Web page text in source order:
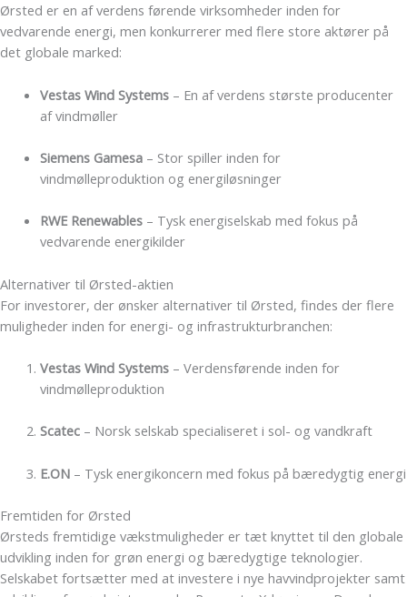
Ørsted er en af verdens førende virksomheder inden for
vedvarende energi, men konkurrerer med flere store aktører på
det globale marked:
Vestas Wind Systems– En af verdens største producenter
af vindmøller
Siemens Gamesa– Stor spiller inden for
vindmølleproduktion og energiløsninger
RWE Renewables– Tysk energiselskab med fokus på
vedvarende energikilder
Alternativer til Ørsted-aktien
For investorer, der ønsker alternativer til Ørsted, findes der flere
muligheder inden for energi- og infrastrukturbranchen:
Vestas Wind Systems– Verdensførende inden for
vindmølleproduktion
Scatec– Norsk selskab specialiseret i sol- og vandkraft
E.ON– Tysk energikoncern med fokus på bæredygtig energi
Fremtiden for Ørsted
Ørsteds fremtidige vækstmuligheder er tæt knyttet til den globale
udvikling inden for grøn energi og bæredygtige teknologier.
Selskabet fortsætter med at investere i nye havvindprojekter samt